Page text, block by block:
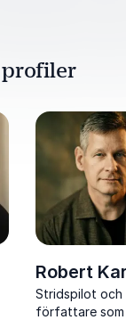
Robert
Stridspilot och
författare som